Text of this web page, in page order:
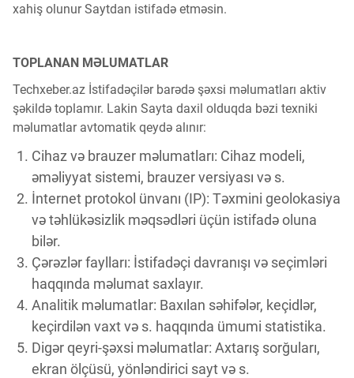
Vizyoner Baxışı
Innovasiya Bələdçisi
Gələcəyin Təhlili
Podkastlar
xahiş olunur Saytdan istifadə etməsin.
TOPLANAN MƏLUMATLAR
Techxeber.az İstifadəçilər barədə şəxsi məlumatları aktiv
şəkildə toplamır. Lakin Sayta daxil olduqda bəzi texniki
məlumatlar avtomatik qeydə alınır:
Cihaz və brauzer məlumatları: Cihaz modeli,
əməliyyat sistemi, brauzer versiyası və s.
İnternet protokol ünvanı (IP): Təxmini geolokasiya
və təhlükəsizlik məqsədləri üçün istifadə oluna
bilər.
Çərəzlər faylları: İstifadəçi davranışı və seçimləri
haqqında məlumat saxlayır.
Analitik məlumatlar: Baxılan səhifələr, keçidlər,
keçirdilən vaxt və s. haqqında ümumi statistika.
Digər qeyri-şəxsi məlumatlar: Axtarış sorğuları,
ekran ölçüsü, yönləndirici sayt və s.